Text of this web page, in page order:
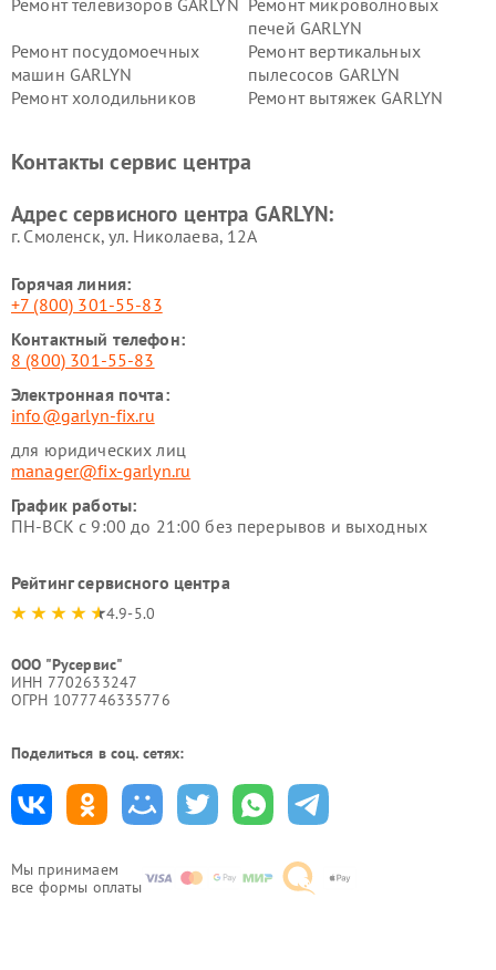
Мы принимаем
все формы оплаты
Ремонт телевизоров GARLYN Ремонт микроволновых
печей GARLYN
Ремонт посудомоечных
машин GARLYN
Ремонт вертикальных
пылесосов GARLYN
Ремонт холодильников
Ремонт вытяжек GARLYN
стеклоочистителей GARLYN
GARLYN
GARLYN
Контакты сервис центра
Адрес сервисного центра GARLYN:
г. Смоленск, ул. Николаева, 12А
Горячая линия:
+7 (800) 301-55-83
Контактный телефон:
8 (800) 301-55-83
Электронная почта:
info@garlyn-fix.ru
для юридических лиц
manager@fix-garlyn.ru
График работы:
ПН-ВСК с 9:00 до 21:00 без перерывов и выходных
Рейтинг сервисного центра
4.9-5.0
ООО "Русервис"
ИНН 7702633247
ОГРН 1077746335776
Поделиться в соц. сетях: